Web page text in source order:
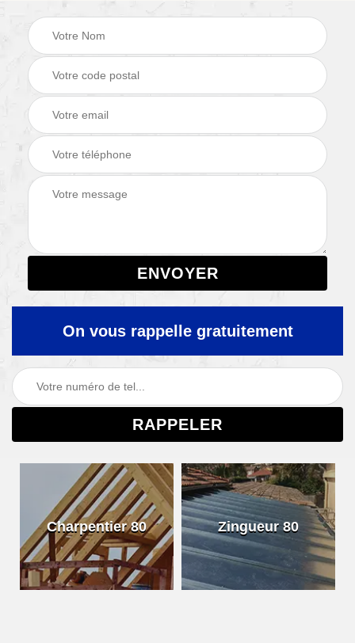
On vous rappelle gratuitement
Charpentier 80 Zingueur 80